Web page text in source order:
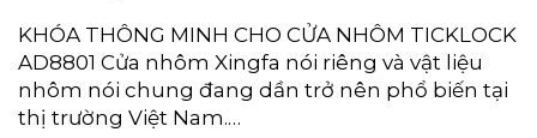
KHÓA THÔNG MINH CHO CỬA NHÔM TICKLOCK
AD8801 Cửa nhôm Xingfa nói riêng và vật liệu
nhôm nói chung đang dần trở nên phổ biến tại
thị trường Việt Nam.…